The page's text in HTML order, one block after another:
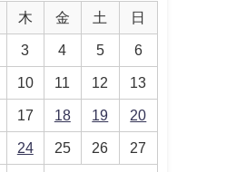
木 金 土 日
3 4 5 6
10 11 12 13
17 18 19 20
24 25 26 27